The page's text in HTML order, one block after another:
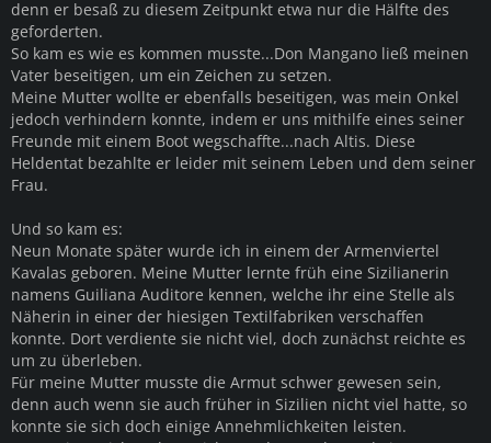
denn er besaß zu diesem Zeitpunkt etwa nur die Hälfte des
geforderten.
So kam es wie es kommen musste...Don Mangano ließ meinen
Vater beseitigen, um ein Zeichen zu setzen.
Meine Mutter wollte er ebenfalls beseitigen, was mein Onkel
jedoch verhindern konnte, indem er uns mithilfe eines seiner
Freunde mit einem Boot wegschaffte...nach Altis. Diese
Heldentat bezahlte er leider mit seinem Leben und dem seiner
Frau.
Und so kam es:
Neun Monate später wurde ich in einem der Armenviertel
Kavalas geboren. Meine Mutter lernte früh eine Sizilianerin
namens Guiliana Auditore kennen, welche ihr eine Stelle als
Näherin in einer der hiesigen Textilfabriken verschaffen
konnte. Dort verdiente sie nicht viel, doch zunächst reichte es
um zu überleben.
Für meine Mutter musste die Armut schwer gewesen sein,
denn auch wenn sie auch früher in Sizilien nicht viel hatte, so
konnte sie sich doch einige Annehmlichkeiten leisten.